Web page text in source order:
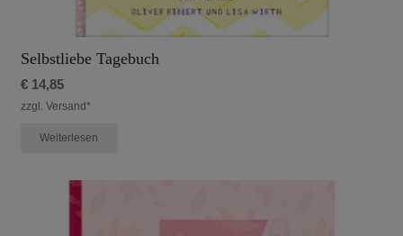
Selbstliebe Tagebuch
€14,85
zzgl. Versand*
Weiterlesen